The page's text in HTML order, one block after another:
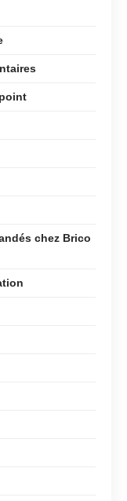
chez Brico